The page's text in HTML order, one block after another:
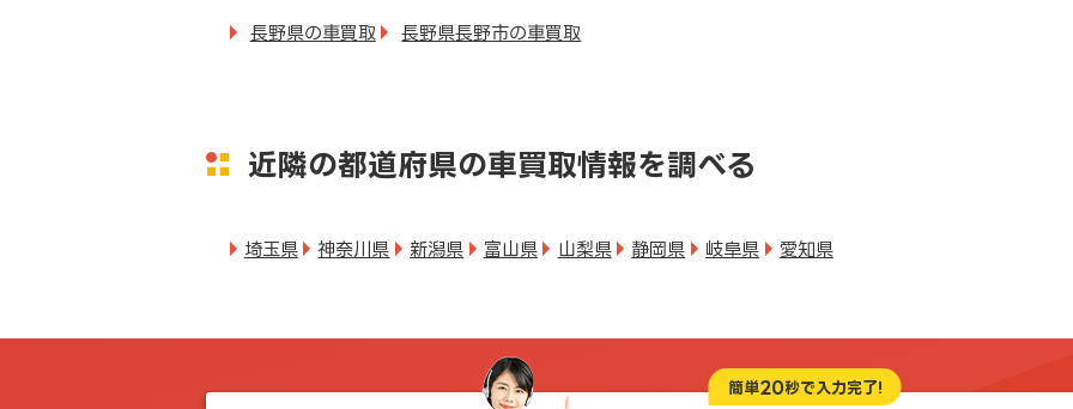
長野県の車買取 長野県長野市の車買取
近隣の都道府県の車買取情報を調べる
埼玉県 神奈川県 新潟県 富山県 山梨県 静岡県 岐阜県 愛知県
簡単20秒で入力完了!